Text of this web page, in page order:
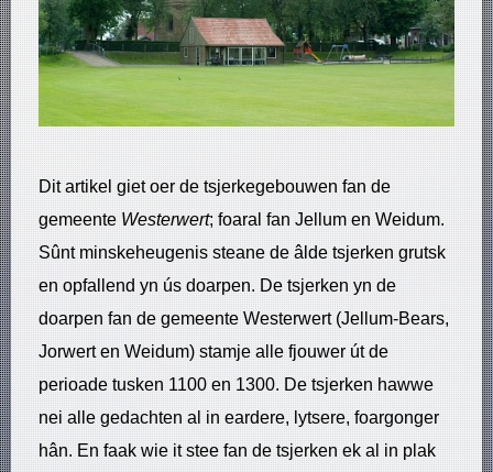
Dit artikel giet oer de tsjerkegebouwen fan de
gemeente Westerwert; foaral fan Jellum en Weidum.
Sûnt minskeheugenis steane de âlde tsjerken grutsk
en opfallend yn ús doarpen. De tsjerken yn de
doarpen fan de gemeente Westerwert (Jellum-Bears,
Jorwert en Weidum) stamje alle fjouwer út de
perioade tusken 1100 en 1300. De tsjerken hawwe
nei alle gedachten al in eardere, lytsere, foargonger
hân. En faak wie it stee fan de tsjerken ek al in plak